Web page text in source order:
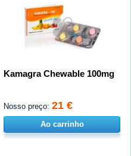
Kamagra Chewable 100mg
Nosso preço: 21 €
Ao carrinho